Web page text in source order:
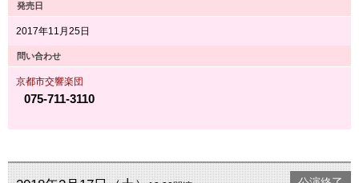
発売日
2017年11月25日
問い合わせ
京都市交響楽団
075-711-3110